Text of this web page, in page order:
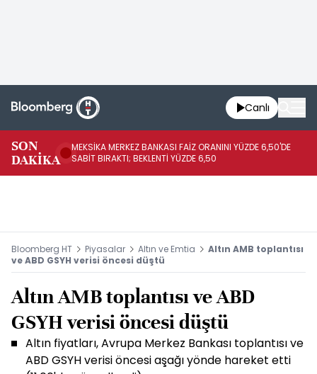
Canlı
SON
DAKİKA
MEKSİKA MERKEZ BANKASI FAİZ ORANINI YÜZDE 6,50'DE
SABİT BIRAKTI; BEKLENTİ YÜZDE 6,50
Bloomberg HT Piyasalar Altın ve Emtia
Altın AMB toplantısı
ve ABD GSYH verisi öncesi düştü
Altın AMB toplantısı ve ABD
GSYH verisi öncesi düştü
Altın fiyatları, Avrupa Merkez Bankası toplantısı ve
ABD GSYH verisi öncesi aşağı yönde hareket etti